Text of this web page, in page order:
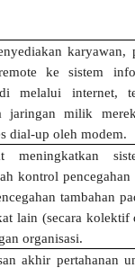
karyawan,
ke sistem
melalui internet,
jaringan milik
dial-up oleh modem.
meningkatkan
kontrol pencegahan
tambahan
lain (secara kolektif
organisasi.
akhir pertahanan